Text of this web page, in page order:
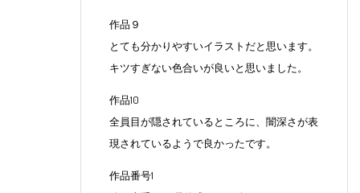
作品９
とても分かりやすいイラストだと思います。
キツすぎない色合いが良いと思いました。
作品10
全員目が隠されているところに、闇深さが表
現されているようで良かったです。
作品番号1